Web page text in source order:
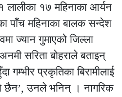
लालीका १७ महिनाका आर्यन
पाँच महिनाका बालक सन्देश
ज्यान गुमाएको जिल्ला
सरिता बोहराले बताइन्
गम्भीर प्रकृतिका बिरामीलाई
छैन’, उनले भनिन् । नागरिक